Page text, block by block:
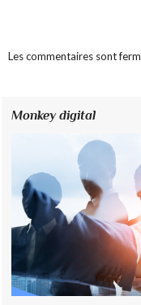
Les commentaires sont
Monkey digital